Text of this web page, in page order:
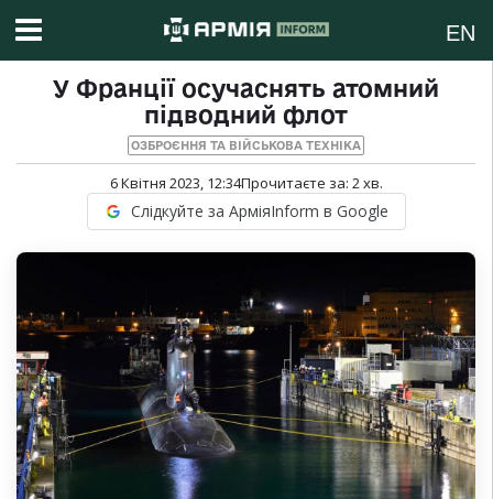
EN
У Франції осучаснять атомний
підводний флот
ОЗБРОЄННЯ ТА ВІЙСЬКОВА ТЕХНІКА
6 Квітня 2023, 12:34Прочитаєте за: 2хв.
Слідкуйте за АрміяInform в Google